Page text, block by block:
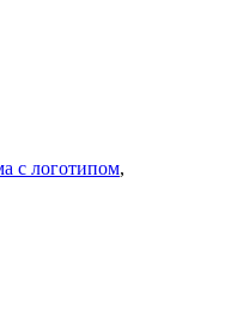
с логотипом,